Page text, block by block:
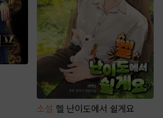
소설 헬 난이도에서 쉴게요